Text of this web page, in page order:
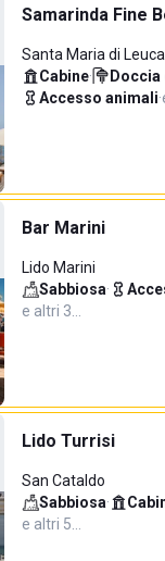
Samarinda Fine
Santa Maria di Leuca
Cabine· Doccia
Accesso animali·
Bar Marini
Lido Marini
Sabbiosa·
e altri 3…
Lido Turrisi
San Cataldo
Sabbiosa·
e altri 5…